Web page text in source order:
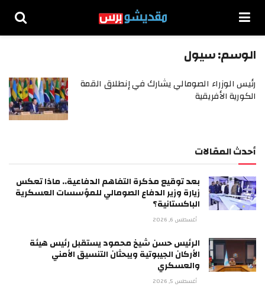
الوسم:سيول
رئيس الوزراء الصومالي يشارك في إنطلاق القمة
الكورية الأفريقية
أحدث المقالات
بعد توقيع مذكرة التفاهم الدفاعية.. ماذا تعكس
زيارة وزير الدفاع الصومالي للمؤسسات العسكرية
الباكستانية؟
أغسطس 6, 2026
الرئيس حسن شيخ محمود يستقبل رئيس هيئة
الأركان الجيبوتية ويبحثان التنسيق الأمني
والعسكري
أغسطس 5, 2026